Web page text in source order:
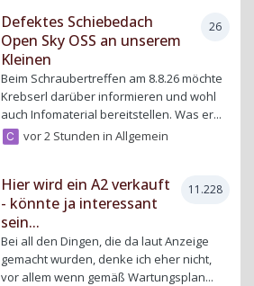
26
Defektes Schiebedach
Open Sky OSS an unserem
Kleinen
Beim Schraubertreffen am 8.8.26 möchte
Krebserl darüber informieren und wohl
auch Infomaterial bereitstellen. Was er...
vor 2 Stunden inAllgemein
11.228
Hier wird ein A2 verkauft
- könnte ja interessant
sein...
Bei all den Dingen, die da laut Anzeige
gemacht wurden, denke ich eher nicht,
vor allem wenn gemäß Wartungsplan...